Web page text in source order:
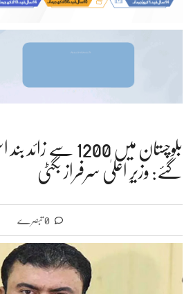
بلوچستان میں 1200
گئے: وزیرِ اعلیٰ سرفراز بگٹی
0 تبصرے